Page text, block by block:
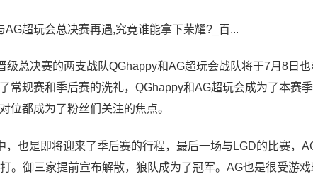
超玩会总决赛再遇,究竟谁能拿下荣耀?_百...
级总决赛的两支战队QGhappy和AG超玩会战队将于7月8日
常规赛和季后赛的洗礼，QGhappy和AG超玩会成为了本赛
位都成为了粉丝们关注的焦点。
也是即将迎来了季后赛的行程，最后一场与LGD的比赛，
。御三家提前宣布解散，狼队成为了冠军。AG也是很受游戏